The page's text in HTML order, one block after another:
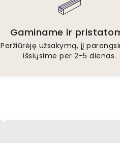
Gaminame ir
Peržiūrėję užsakymą, jį
išsiųsime per 2-5 dienas.